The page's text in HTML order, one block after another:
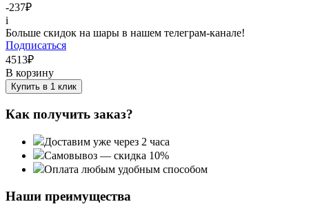
-237₽
i
Больше скидок на шары в нашем телеграм-канале!
Подписаться
4513₽
В корзину
Купить в 1 клик
Как получить заказ?
Доставим уже через 2 часа
Самовывоз — скидка 10%
Оплата любым удобным способом
Наши преимущества